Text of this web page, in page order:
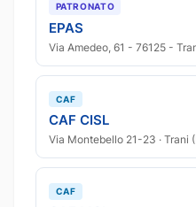
PATRONATO
EPAS
Via Amedeo, 61 - 76125 -
CAF
CAF CISL
Via Montebello 21-23 · Trani
CAF